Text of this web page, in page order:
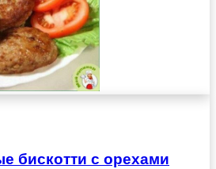
бискотти с орехами